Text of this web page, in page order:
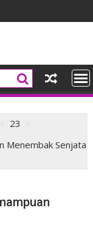
23
Menembak Senjata